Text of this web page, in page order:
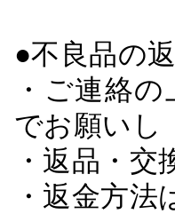
●不良品の
・ご連絡
でお願いし
・返品・
・返金方